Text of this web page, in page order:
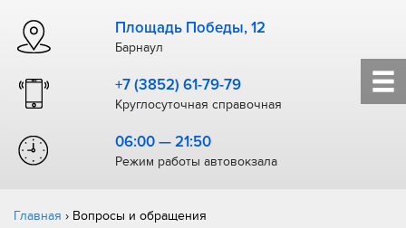
Площадь Победы, 12
Барнаул
+7 (3852) 61-79-79
Круглосуточная справочная
06:00 — 21:50
Режим работы автовокзала
Главная › Вопросы и обращения